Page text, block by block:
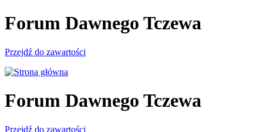
Forum Dawnego Tczewa
Przejdź do zawartości
Forum Dawnego Tczewa
Przejdź do zawartości